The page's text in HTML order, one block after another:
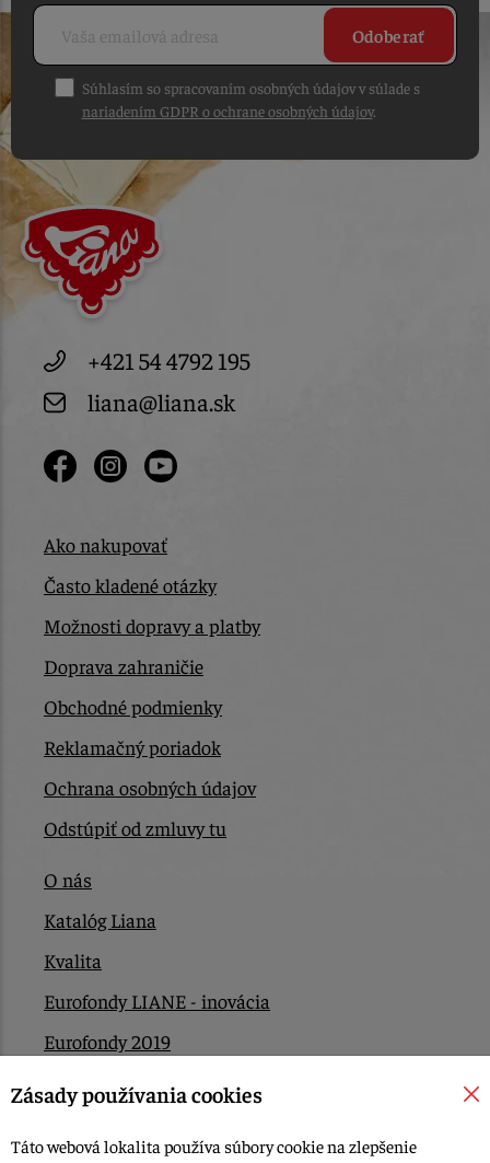
Odoberať
Súhlasím so spracovaním osobných údajov v súlade s
nariadením GDPR o ochrane osobných údajov.
+421 54 4792 195
liana@liana.sk
Ako nakupovať
Často kladené otázky
Možnosti dopravy a platby
Doprava zahraničie
Obchodné podmienky
Reklamačný poriadok
Ochrana osobných údajov
Odstúpiť od zmluvy tu
O nás
Katalóg Liana
Kvalita
Eurofondy LIANE - inovácia
Eurofondy 2019
Eurofondy 2022/2023
Zásady používania cookies
Táto webová lokalita používa súbory cookie na zlepšenie